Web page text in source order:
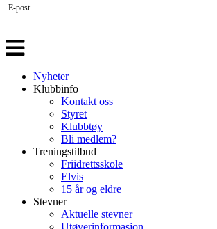
Veksle
navigasjon
Nyheter
Klubbinfo
Kontakt oss
Styret
Klubbtøy
Bli medlem?
Treningstilbud
Friidrettsskole
Elvis
15 år og eldre
Stevner
Aktuelle stevner
Utøverinformasjon
E-post